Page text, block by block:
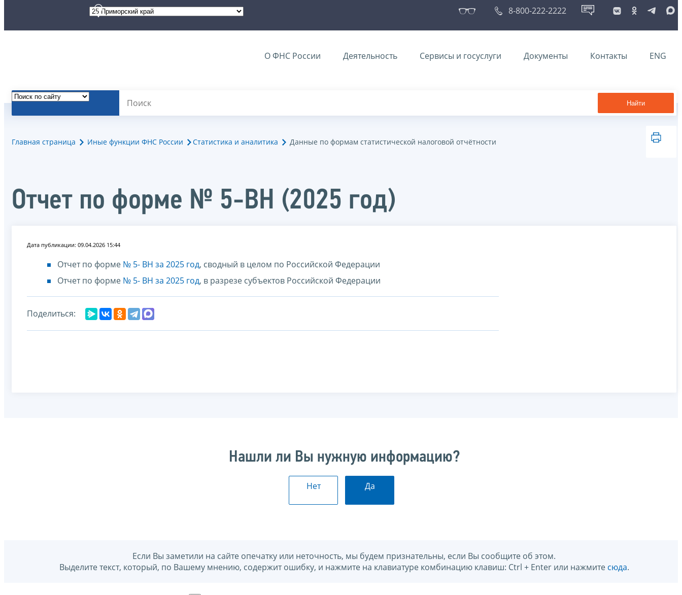
8-800-222-2222
О ФНС России Деятельность Сервисы и госуслуги Документы Контакты ENG
Найти
Главная страница Иные функции ФНС России Статистика и аналитика Данные по формам статистической налоговой отчётности
Отчет по форме № 5-ВН (2025 год)
Дата публикации: 09.04.2026 15:44
Отчет по форме № 5- ВН за 2025 год, сводный в целом по Российской Федерации
Отчет по форме № 5- ВН за 2025 год, в разрезе субъектов Российской Федерации
Поделиться:
Нашли ли Вы нужную информацию?
Нет Да
Если Вы заметили на сайте опечатку или неточность, мы будем признательны, если Вы сообщите об этом.
Выделите текст, который, по Вашему мнению, содержит ошибку, и нажмите на клавиатуре комбинацию клавиш: Ctrl + Enter или нажмите сюда.